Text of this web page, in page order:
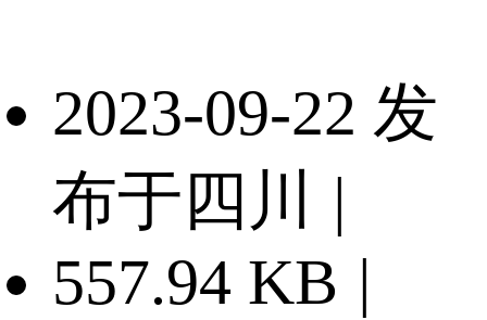
2023-09-22 发
布于四川
|
557.94 KB |